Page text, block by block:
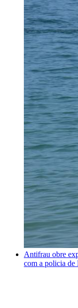
Antifrau obre
com a policia de